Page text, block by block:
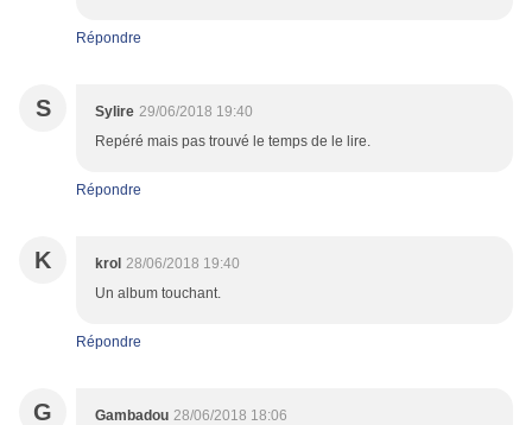
Répondre
S Sylire 29/06/2018 19:40
Repéré mais pas trouvé le temps de le lire.
Répondre
K krol 28/06/2018 19:40
Un album touchant.
Répondre
G Gambadou 28/06/2018 18:06